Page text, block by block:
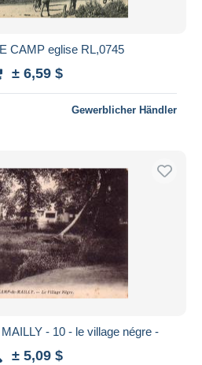
CAMP eglise RL,0745
± 6,59 $
Gewerblicher Händler
- 10 - le village négre -
± 5,09 $